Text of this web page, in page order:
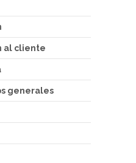
al cliente
generales